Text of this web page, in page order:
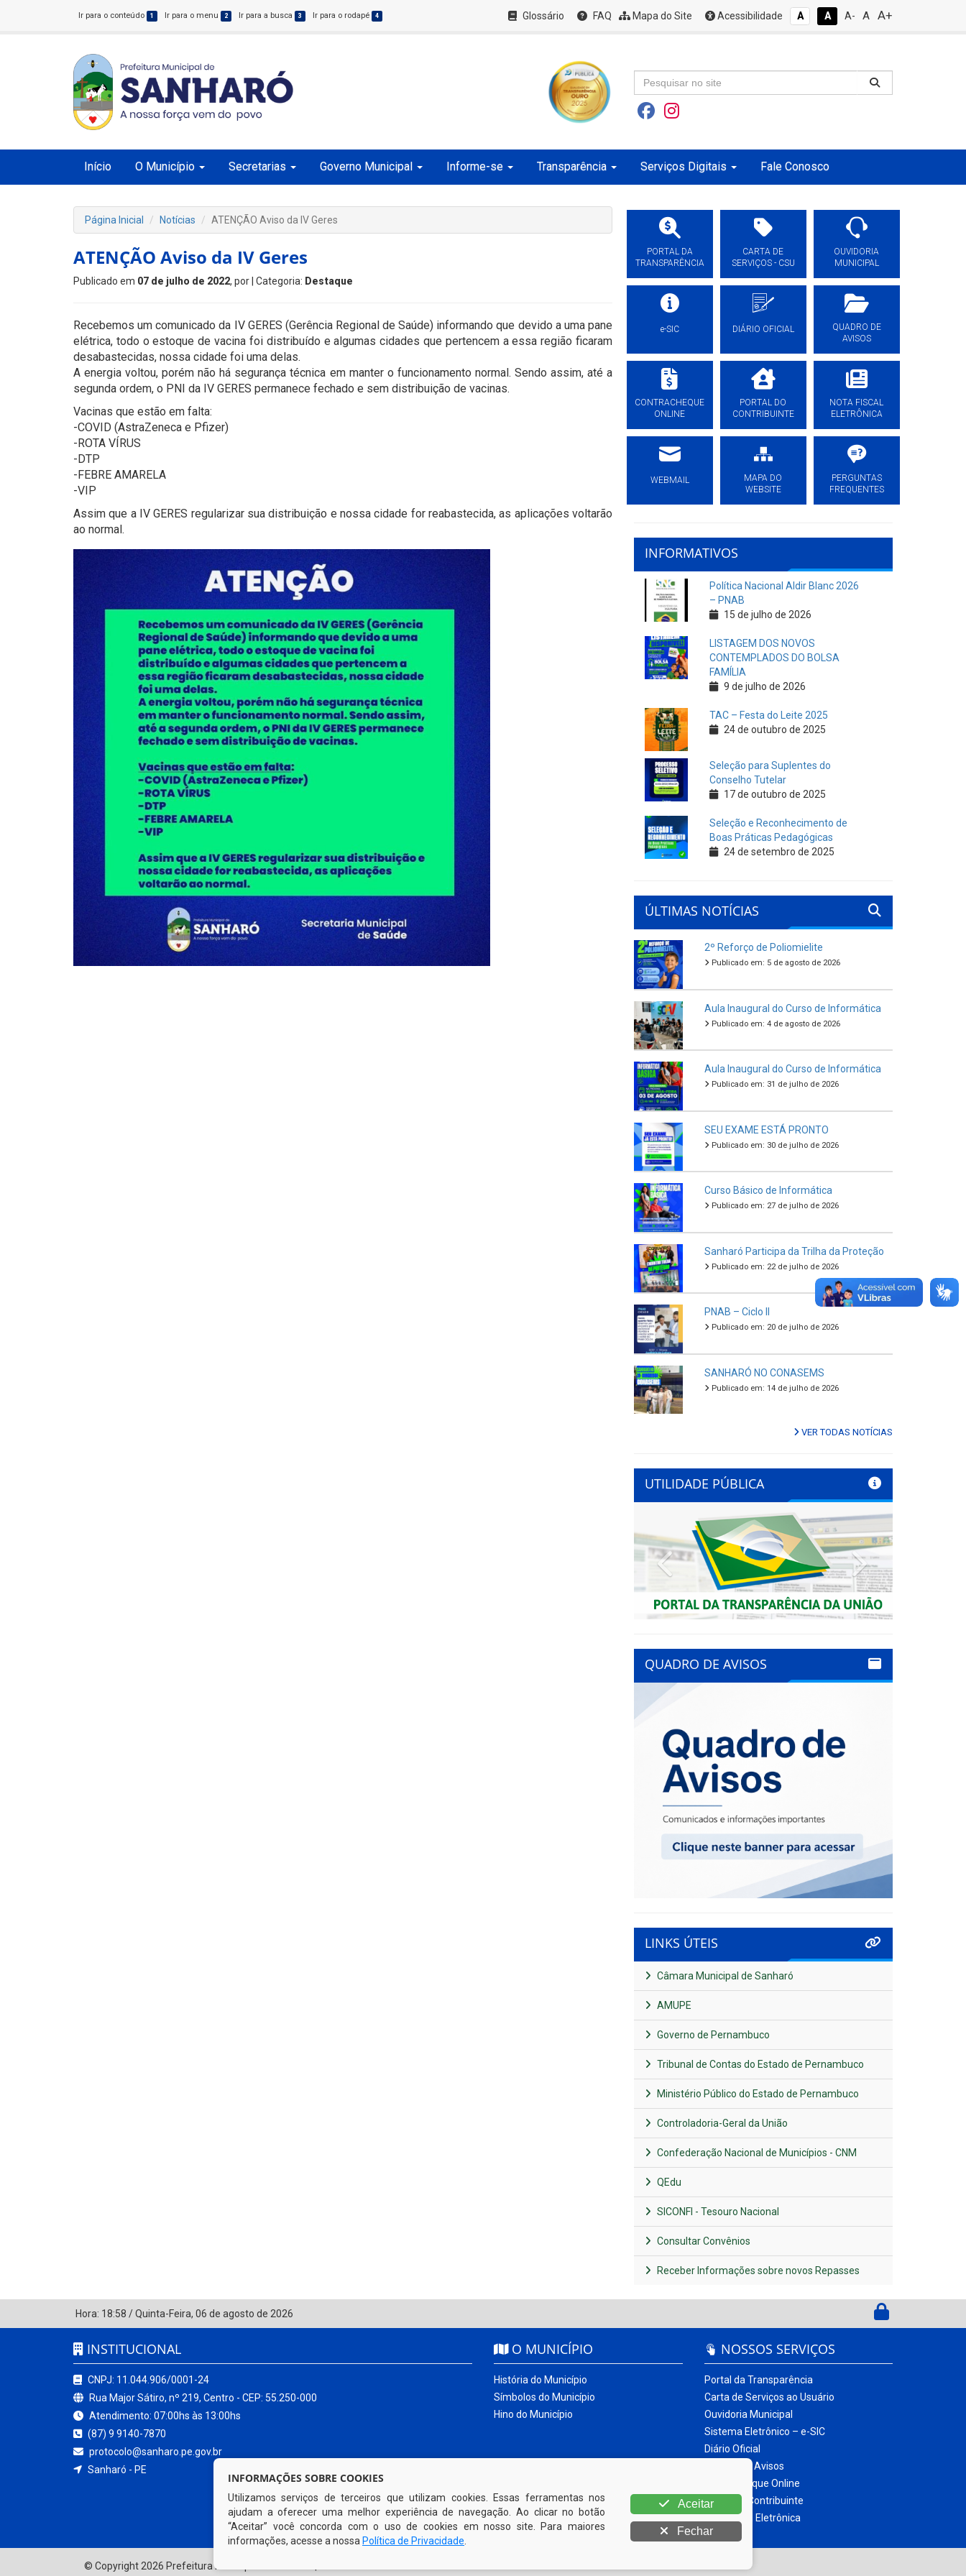
Ir para o conteúdo 1 Ir para o menu 2 Ir para a busca 3 Ir para o rodapé 4 Glossário FAQ Mapa do Site Acessibilidade A A A- A A+
Início O Município Secretarias Governo Municipal Informe-se Transparência Serviços Digitais Fale Conosco
Página Inicial Notícias ATENÇÃO Aviso da IV Geres
ATENÇÃO Aviso da IV Geres
Publicado em 07 de julho de 2022, por | Categoria: Destaque
Recebemos um comunicado da IV GERES (Gerência Regional de Saúde) informando que devido a uma pane
elétrica, todo o estoque de vacina foi distribuído e algumas cidades que pertencem a essa região ficaram
desabastecidas, nossa cidade foi uma delas.
A energia voltou, porém não há segurança técnica em manter o funcionamento normal. Sendo assim, até a
segunda ordem, o PNI da IV GERES permanece fechado e sem distribuição de vacinas.
Vacinas que estão em falta:
-COVID (AstraZeneca e Pfizer)
-ROTA VÍRUS
-DTP
-FEBRE AMARELA
-VIP
Assim que a IV GERES regularizar sua distribuição e nossa cidade for reabastecida, as aplicações voltarão
ao normal.
PORTAL DA
TRANSPARÊNCIA
CARTA DE
SERVIÇOS - CSU
OUVIDORIA
MUNICIPAL
e-SIC DIÁRIO OFICIAL
QUADRO DE
AVISOS
CONTRACHEQUE
ONLINE
PORTAL DO
CONTRIBUINTE
NOTA FISCAL
ELETRÔNICA
WEBMAIL
MAPA DO
WEBSITE
PERGUNTAS
FREQUENTES
INFORMATIVOS
Política Nacional Aldir Blanc 2026
– PNAB
15 de julho de 2026
LISTAGEM DOS NOVOS
CONTEMPLADOS DO BOLSA
FAMÍLIA
9 de julho de 2026
TAC – Festa do Leite 2025
24 de outubro de 2025
Seleção para Suplentes do
Conselho Tutelar
17 de outubro de 2025
Seleção e Reconhecimento de
Boas Práticas Pedagógicas
24 de setembro de 2025
ÚLTIMAS NOTÍCIAS
2º Reforço de Poliomielite
Publicado em: 5 de agosto de 2026
Aula Inaugural do Curso de Informática
Publicado em: 4 de agosto de 2026
Aula Inaugural do Curso de Informática
Publicado em: 31 de julho de 2026
SEU EXAME ESTÁ PRONTO
Publicado em: 30 de julho de 2026
Curso Básico de Informática
Publicado em: 27 de julho de 2026
Sanharó Participa da Trilha da Proteção
Publicado em: 22 de julho de 2026
PNAB – Ciclo II
Publicado em: 20 de julho de 2026
SANHARÓ NO CONASEMS
Publicado em: 14 de julho de 2026
VER TODAS NOTÍCIAS
UTILIDADE PÚBLICA
Previous Next
QUADRO DE AVISOS
LINKS ÚTEIS
Câmara Municipal de Sanharó
AMUPE
Governo de Pernambuco
Tribunal de Contas do Estado de Pernambuco
Ministério Público do Estado de Pernambuco
Controladoria-Geral da União
Confederação Nacional de Municípios - CNM
QEdu
SICONFI - Tesouro Nacional
Consultar Convênios
Receber Informações sobre novos Repasses
Hora: 18:58 /Quinta-Feira, 06 de agosto de 2026
INSTITUCIONAL
CNPJ: 11.044.906/0001-24
Rua Major Sátiro, nº 219, Centro - CEP: 55.250-000
Atendimento: 07:00hs às 13:00hs
(87) 9 9140-7870
protocolo@sanharo.pe.gov.br
Sanharó - PE
O MUNICÍPIO
História do Município
Símbolos do Município
Hino do Município
NOSSOS SERVIÇOS
Portal da Transparência
Carta de Serviços ao Usuário
Ouvidoria Municipal
Sistema Eletrônico – e-SIC
Diário Oficial
Quadro de Avisos
Contracheque Online
Portal do Contribuinte
Nota Fiscal Eletrônica
© Copyright 2026 Prefeitura Municipal de Sanharó | Todos os direitos reservados
INFORMAÇÕES SOBRE COOKIES
Utilizamos serviços de terceiros que utilizam cookies. Essas ferramentas nos
ajudam a oferecer uma melhor experiência de navegação. Ao clicar no botão
“Aceitar” você concorda com o uso de cookies em nosso site. Para maiores
informações, acesse a nossa Política de Privacidade
Aceitar
Fechar